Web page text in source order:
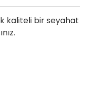
kaliteli bir seyahat